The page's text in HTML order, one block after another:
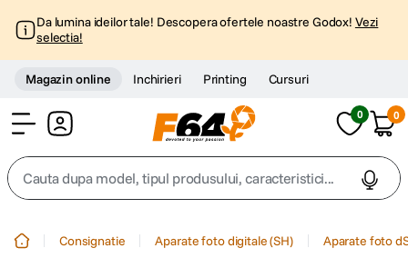
Da lumina ideilor tale! Descopera ofertele noastre Godox! Vezi
selectia!
Magazin online Inchirieri Printing Cursuri
0 0
Cauta dupa model, tipul produsului, caracteristici...
Consignatie Aparate foto digitale (SH) Aparate foto